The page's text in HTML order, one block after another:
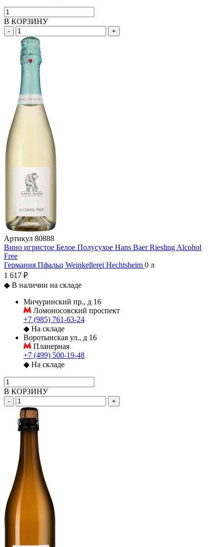
В КОРЗИНУ
- +
Артикул 80888
Вино игристое Белое Полусухое Hans Baer Riesling Alcohol
Free
Германия Пфальц Weinkellerei Hechtsheim 0 л
1 617 ₽
◆ В наличии на складе
Мичуринский пр., д 16
Ломоносовский проспект
+7 (985) 761-63-24
◆ На складе
Воротынская ул., д 16
Планерная
+7 (499) 500-19-48
◆ На складе
В КОРЗИНУ
- +